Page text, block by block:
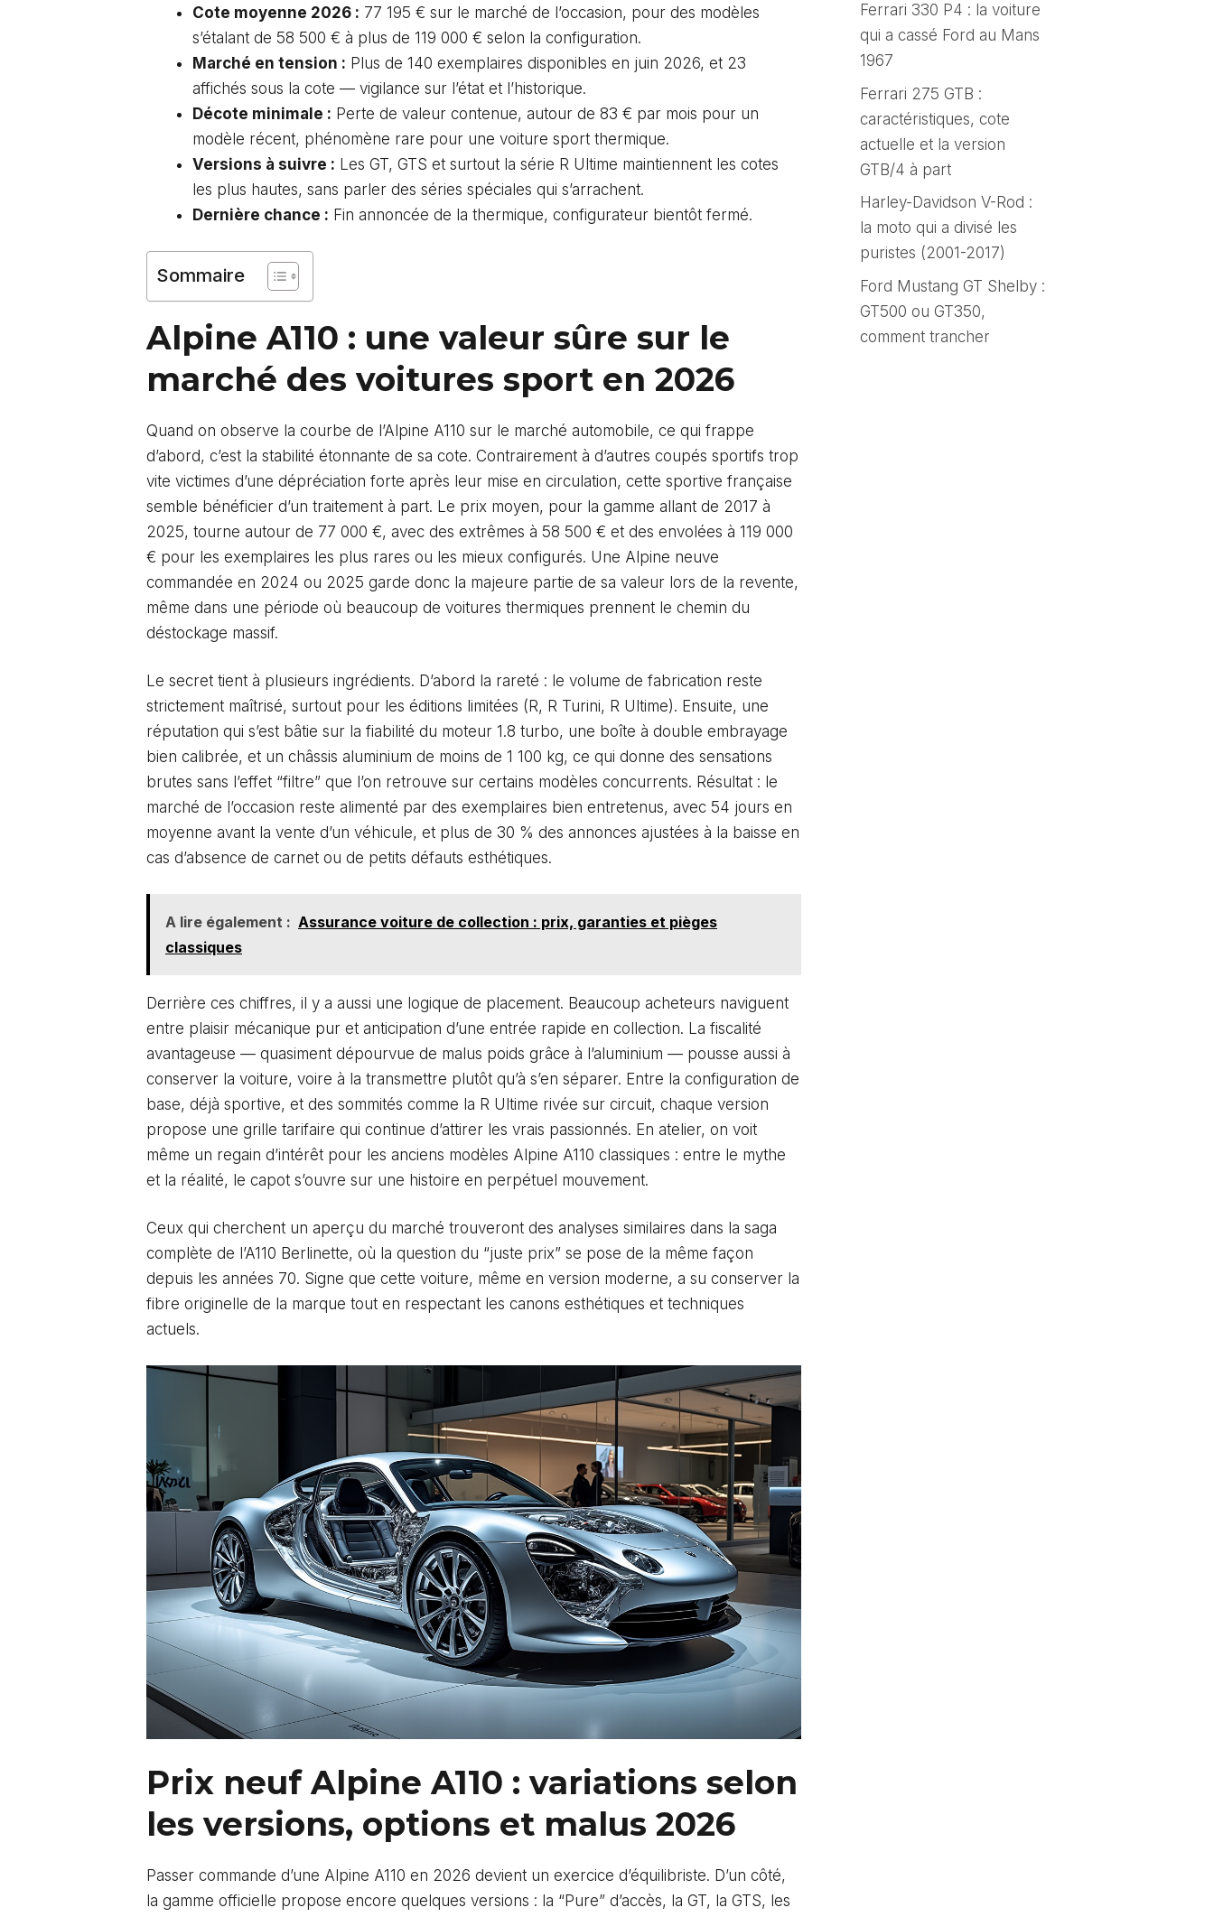
Cote moyenne 2026 : 77 195 € sur le marché de l’occasion, pour des modèles
s’étalant de 58 500 € à plus de 119 000 € selon la configuration.
Marché en tension : Plus de 140 exemplaires disponibles en juin 2026, et 23
affichés sous la cote — vigilance sur l’état et l’historique.
Décote minimale : Perte de valeur contenue, autour de 83 € par mois pour un
modèle récent, phénomène rare pour une voiture sport thermique.
Versions à suivre : Les GT, GTS et surtout la série R Ultime maintiennent les cotes
les plus hautes, sans parler des séries spéciales qui s’arrachent.
Dernière chance : Fin annoncée de la thermique, configurateur bientôt fermé.
Sommaire
Alpine A110 : une valeur sûre sur le
marché des voitures sport en 2026
Quand on observe la courbe de l’Alpine A110 sur le marché automobile, ce qui frappe
d’abord, c’est la stabilité étonnante de sa cote. Contrairement à d’autres coupés sportifs trop
vite victimes d’une dépréciation forte après leur mise en circulation, cette sportive française
semble bénéficier d’un traitement à part. Le prix moyen, pour la gamme allant de 2017 à
2025, tourne autour de 77 000 €, avec des extrêmes à 58 500 € et des envolées à 119 000
€ pour les exemplaires les plus rares ou les mieux configurés. Une Alpine neuve
commandée en 2024 ou 2025 garde donc la majeure partie de sa valeur lors de la revente,
même dans une période où beaucoup de voitures thermiques prennent le chemin du
déstockage massif.
Le secret tient à plusieurs ingrédients. D’abord la rareté : le volume de fabrication reste
strictement maîtrisé, surtout pour les éditions limitées (R, R Turini, R Ultime). Ensuite, une
réputation qui s’est bâtie sur la fiabilité du moteur 1.8 turbo, une boîte à double embrayage
bien calibrée, et un châssis aluminium de moins de 1 100 kg, ce qui donne des sensations
brutes sans l’effet “filtre” que l’on retrouve sur certains modèles concurrents. Résultat : le
marché de l’occasion reste alimenté par des exemplaires bien entretenus, avec 54 jours en
moyenne avant la vente d’un véhicule, et plus de 30 % des annonces ajustées à la baisse en
cas d’absence de carnet ou de petits défauts esthétiques.
A lire également : Assurance voiture de collection : prix, garanties et pièges
classiques
Derrière ces chiffres, il y a aussi une logique de placement. Beaucoup acheteurs naviguent
entre plaisir mécanique pur et anticipation d’une entrée rapide en collection. La fiscalité
avantageuse — quasiment dépourvue de malus poids grâce à l’aluminium — pousse aussi à
conserver la voiture, voire à la transmettre plutôt qu’à s’en séparer. Entre la configuration de
base, déjà sportive, et des sommités comme la R Ultime rivée sur circuit, chaque version
propose une grille tarifaire qui continue d’attirer les vrais passionnés. En atelier, on voit
même un regain d’intérêt pour les anciens modèles Alpine A110 classiques : entre le mythe
et la réalité, le capot s’ouvre sur une histoire en perpétuel mouvement.
Ceux qui cherchent un aperçu du marché trouveront des analyses similaires dans la saga
complète de l’A110 Berlinette, où la question du “juste prix” se pose de la même façon
depuis les années 70. Signe que cette voiture, même en version moderne, a su conserver la
fibre originelle de la marque tout en respectant les canons esthétiques et techniques
actuels.
Prix neuf Alpine A110 : variations selon
les versions, options et malus 2026
Passer commande d’une Alpine A110 en 2026 devient un exercice d’équilibriste. D’un côté,
la gamme officielle propose encore quelques versions : la “Pure” d’accès, la GT, la GTS, les
Ferrari 330 P4 : la voiture
qui a cassé Ford au Mans
1967
Ferrari 275 GTB :
caractéristiques, cote
actuelle et la version
GTB/4 à part
Harley-Davidson V-Rod :
la moto qui a divisé les
puristes (2001-2017)
Ford Mustang GT Shelby :
GT500 ou GT350,
comment trancher